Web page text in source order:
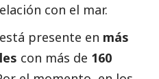
con el mar.
presente en más
con más de 160